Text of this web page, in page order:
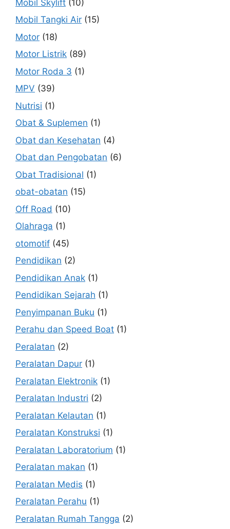
Mobil Skylift (10)
Mobil Tangki Air (15)
Motor (18)
Motor Listrik (89)
Motor Roda 3 (1)
MPV (39)
Nutrisi (1)
Obat & Suplemen (1)
Obat dan Kesehatan (4)
Obat dan Pengobatan (6)
Obat Tradisional (1)
obat-obatan (15)
Off Road (10)
Olahraga (1)
otomotif (45)
Pendidikan (2)
Pendidikan Anak (1)
Pendidikan Sejarah (1)
Penyimpanan Buku (1)
Perahu dan Speed Boat (1)
Peralatan (2)
Peralatan Dapur (1)
Peralatan Elektronik (1)
Peralatan Industri (2)
Peralatan Kelautan (1)
Peralatan Konstruksi (1)
Peralatan Laboratorium (1)
Peralatan makan (1)
Peralatan Medis (1)
Peralatan Perahu (1)
Peralatan Rumah Tangga (2)